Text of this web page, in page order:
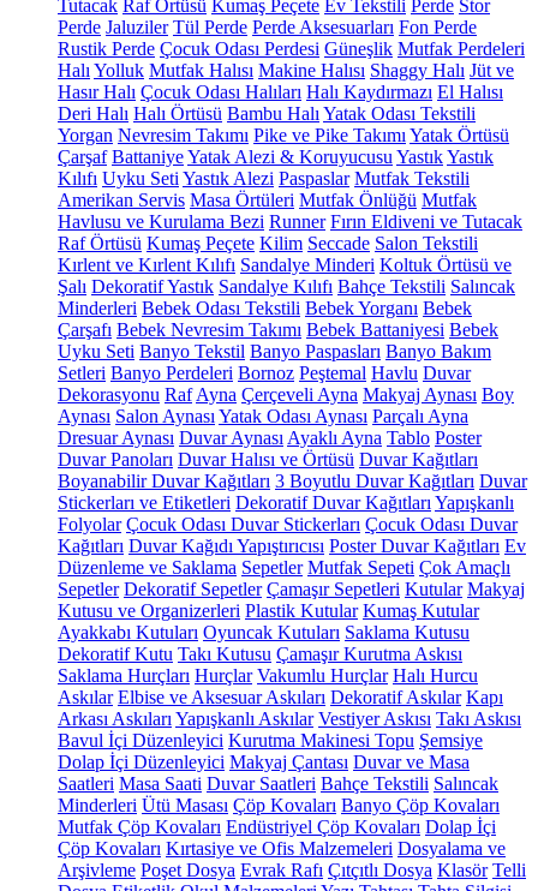
Tutacak Raf Örtüsü Kumaş Peçete Ev Tekstili Perde Stor
Perde Jaluziler Tül Perde Perde Aksesuarları Fon Perde
Rustik Perde Çocuk Odası Perdesi Güneşlik Mutfak Perdeleri
Halı Yolluk Mutfak Halısı Makine Halısı Shaggy Halı Jüt ve
Hasır Halı Çocuk Odası Halıları Halı Kaydırmazı El Halısı
Deri Halı Halı Örtüsü Bambu Halı Yatak Odası Tekstili
Yorgan Nevresim Takımı Pike ve Pike Takımı Yatak Örtüsü
Çarşaf BattaniyeYatak Alezi & Koruyucusu YastıkYastık
Kılıfı Uyku Seti Yastık Alezi Paspaslar Mutfak Tekstili
Amerikan Servis Masa Örtüleri Mutfak Önlüğü Mutfak
Havlusu ve Kurulama Bezi Runner Fırın Eldiveni ve Tutacak
Raf Örtüsü Kumaş Peçete Kilim Seccade Salon Tekstili
Kırlent ve Kırlent Kılıfı Sandalye Minderi Koltuk Örtüsü ve
Şalı Dekoratif Yastık Sandalye Kılıfı Bahçe Tekstili Salıncak
Minderleri Bebek Odası Tekstili Bebek Yorganı Bebek
Çarşafı Bebek Nevresim Takımı Bebek Battaniyesi Bebek
Uyku Seti Banyo Tekstil Banyo Paspasları Banyo Bakım
Setleri Banyo Perdeleri Bornoz Peştemal Havlu Duvar
Dekorasyonu Raf Ayna Çerçeveli Ayna Makyaj Aynası Boy
Aynası Salon Aynası Yatak Odası Aynası Parçalı Ayna
Dresuar Aynası Duvar Aynası Ayaklı Ayna Tablo Poster
Duvar Panoları Duvar Halısı ve Örtüsü Duvar Kağıtları
Boyanabilir Duvar Kağıtları 3 Boyutlu Duvar Kağıtları Duvar
Stickerları ve Etiketleri Dekoratif Duvar Kağıtları Yapışkanlı
Folyolar Çocuk Odası Duvar Stickerları Çocuk Odası Duvar
Kağıtları Duvar Kağıdı Yapıştırıcısı Poster Duvar Kağıtları Ev
Düzenleme ve Saklama Sepetler Mutfak Sepeti Çok Amaçlı
Sepetler Dekoratif Sepetler Çamaşır Sepetleri Kutular Makyaj
Kutusu ve Organizerleri Plastik Kutular Kumaş Kutular
Ayakkabı Kutuları Oyuncak Kutuları Saklama Kutusu
Dekoratif Kutu Takı Kutusu Çamaşır Kurutma Askısı
Saklama Hurçları Hurçlar Vakumlu Hurçlar Halı Hurcu
Askılar Elbise ve Aksesuar Askıları Dekoratif Askılar Kapı
Arkası Askıları Yapışkanlı Askılar Vestiyer Askısı Takı Askısı
Bavul İçi Düzenleyici Kurutma Makinesi Topu Şemsiye
Dolap İçi Düzenleyici Makyaj Çantası Duvar ve Masa
Saatleri Masa Saati Duvar Saatleri Bahçe Tekstili Salıncak
Minderleri Ütü Masası Çöp Kovaları Banyo Çöp Kovaları
Mutfak Çöp Kovaları Endüstriyel Çöp Kovaları Dolap İçi
Çöp Kovaları Kırtasiye ve Ofis Malzemeleri Dosyalama ve
Arşivleme Poşet Dosya Evrak Rafı Çıtçıtlı Dosya Klasör Telli